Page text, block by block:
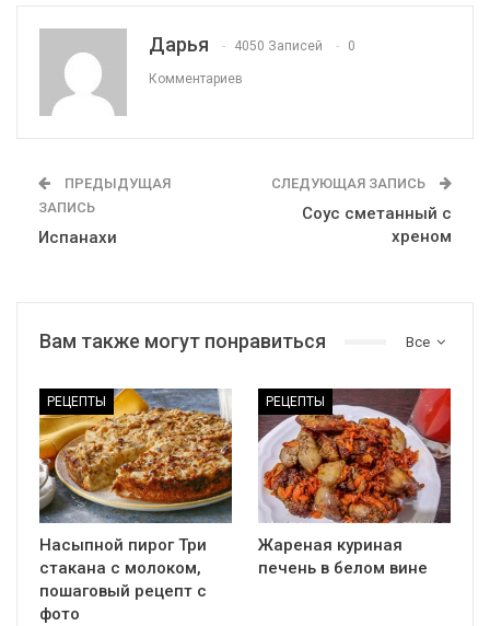
Дарья 4050 Записей 0
Комментариев
ПРЕДЫДУЩАЯ
ЗАПИСЬ
Испанахи
СЛЕДУЮЩАЯ ЗАПИСЬ
Соус сметанный с
хреном
Все
Вам также могут понравиться
РЕЦЕПТЫ
Насыпной пирог Три
стакана с молоком,
пошаговый рецепт с
фото
РЕЦЕПТЫ
Жареная куриная
печень в белом вине